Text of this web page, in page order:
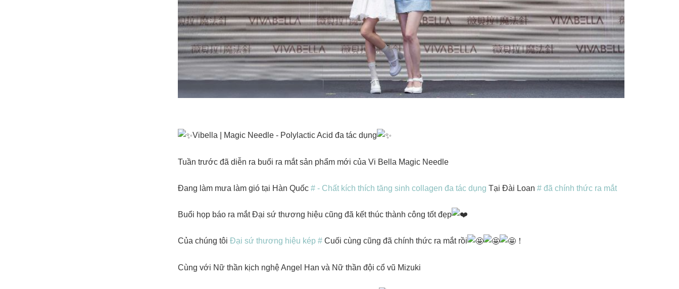
Vibella | Magic Needle - Polylactic Acid đa tác dụng
Tuần trước đã diễn ra buổi ra mắt sản phẩm mới của Vi Bella Magic Needle
Đang làm mưa làm gió tại Hàn Quốc# - Chất kích thích tăng sinh collagen đa tác dụng Tại Đài Loan# đã chính thức ra mắt
Buổi họp báo ra mắt Đại sứ thương hiệu cũng đã kết thúc thành công tốt đẹp
Của chúng tôiĐại sứ thương hiệu kép # Cuối cùng cũng đã chính thức ra mắt rồi ！
Cùng với Nữ thần kịch nghệ Angel Han và Nữ thần đội cổ vũ Mizuki